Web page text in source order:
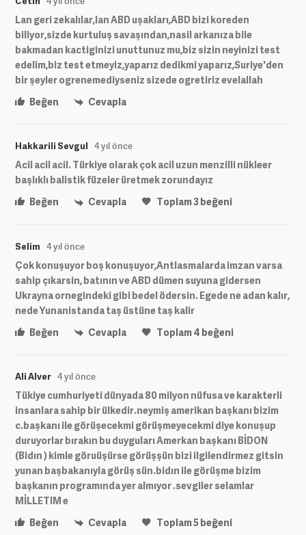
Lan geri zekalılar,lan ABD uşakları,ABD bizi koreden
biliyor,sizde kurtuluş savaşından,nasil arkanıza bile
bakmadan kactiginizi unuttunuz mu,biz sizin neyinizi test
edelim,biz test etmeyiz,yaparız dedikmi yaparız,Suriye'den
bir şeyler ogrenemediyseniz sizede ogretiriz evelallah
Beğen
Cevapla
Hakkarili Sevgul 4 yıl önce
Acil acil acil. Türkiye olarak çok acil uzun menzilli nükleer
başlıklı balistik füzeler üretmek zorundayız
Beğen
Cevapla Toplam3beğeni
Selim 4 yıl önce
Çok konuşuyor boş konuşuyor,Antlasmalarda imzan varsa
sahip çıkarsin, batının ve ABD dümen suyuna gidersen
Ukrayna ornegindeki gibi bedel ödersin. Egede ne adan kalır,
nede Yunanistanda taş üstüne taş kalir
Beğen
Cevapla Toplam4 beğeni
Ali Alver 4 yıl önce
Tükiye cumhuriyeti dünyada 80 milyon nüfusa ve karakterli
insanlara sahip bir ülkedir.neymiş amerikan başkanı bizim
c.başkanı ile görüşecekmi görüşmeyecekmi diye konuşup
duruyorlar bırakın bu duyguları Amerkan başkanı BİDON
(Bidın ) kimle göruüşürse görüşşün bizi ilgilendirmez gitsin
yunan başbakanıyla görüş sün.bidın ile görüşme bizim
başkanın programında yer almıyor .sevgiler selamlar
MİLLETIM e
Beğen
Cevapla Toplam5beğeni